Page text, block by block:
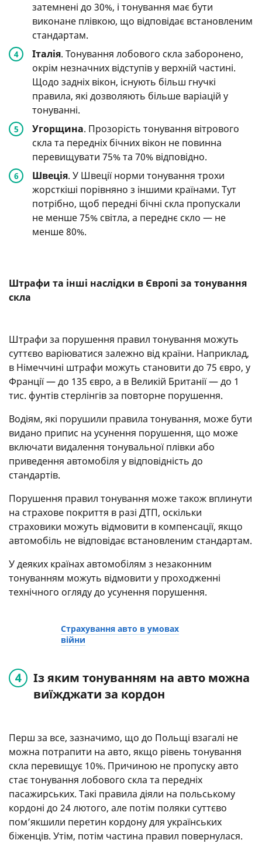
затемнені до 30%, і тонування має бути
виконане плівкою, що відповідає встановленим
стандартам.
Італія. Тонування лобового скла заборонено,
окрім незначних відступів у верхній частині.
Щодо задніх вікон, існують більш гнучкі
правила, які дозволяють більше варіацій у
тонуванні.
Угорщина. Прозорість тонування вітрового
скла та передніх бічних вікон не повинна
перевищувати 75% та 70% відповідно.
Швеція. У Швеції норми тонування трохи
жорсткіші порівняно з іншими країнами. Тут
потрібно, щоб передні бічні скла пропускали
не менше 75% світла, а переднє скло — не
менше 80%.
Штрафи та інші наслідки в Європі за тонування
скла
Штрафи за порушення правил тонування можуть
суттєво варіюватися залежно від країни. Наприклад,
в Німеччині штрафи можуть становити до 75 євро, у
Франції — до 135 євро, а в Великій Британії — до 1
тис. фунтів стерлінгів за повторне порушення.
Водіям, які порушили правила тонування, може бути
видано припис на усунення порушення, що може
включати видалення тонувальної плівки або
приведення автомобіля у відповідність до
стандартів.
Порушення правил тонування може також вплинути
на страхове покриття в разі ДТП, оскільки
страховики можуть відмовити в компенсації, якщо
автомобіль не відповідає встановленим стандартам.
У деяких країнах автомобілям з незаконним
тонуванням можуть відмовити у проходженні
технічного огляду до усунення порушення.
Страхування авто в умовах
війни
Із яким тонуванням на авто можна
виїжджати за кордон
Перш за все, зазначимо, що до Польщі взагалі не
можна потрапити на авто, якщо рівень тонування
скла перевищує 10%. Причиною не пропуску авто
стає тонування лобового скла та передніх
пасажирських. Такі правила діяли на польському
кордоні до 24 лютого, але потім поляки суттєво
пом’якшили перетин кордону для українських
біженців. Утім, потім частина правил повернулася.